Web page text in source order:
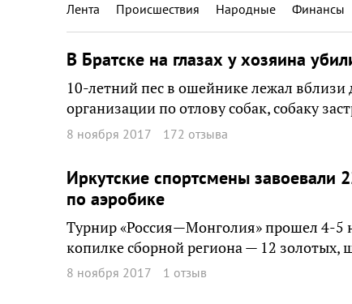
Лента Происшествия Народные Финансы
В Братске на глазах у хозяина
10-летний пес в ошейнике лежал
организации по отлову собак, собаку
8 ноября 2017 172 отзыва
Иркутские спортсмены
по аэробике
Турнир «Россия—Монголия» прошел 4-5
копилке сборной региона — 12 золотых,
8 ноября 2017 1 отзыв